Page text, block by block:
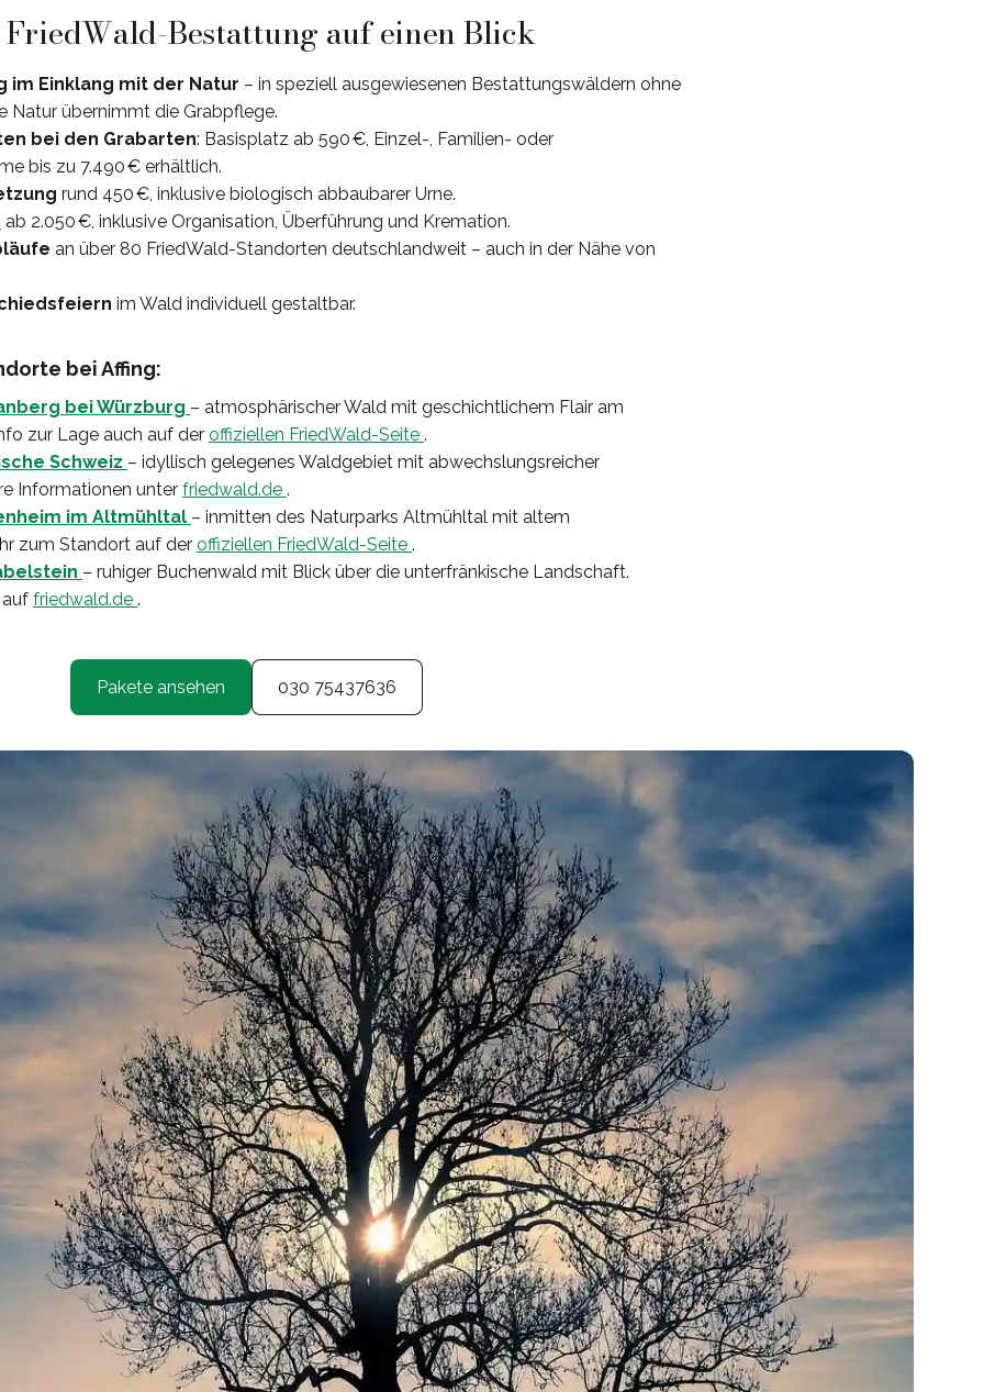
Bestattung auf einen Blick
im Einklang mit der Natur – in speziell ausgewiesenen Bestattungswäldern ohne
Natur übernimmt die Grabpflege.
bei den Grabarten: Basisplatz ab 590 €, Einzel-, Familien- oder
bis zu 7.490 € erhältlich.
rund 450 €, inklusive biologisch abbaubarer Urne.
ab 2.050 €, inklusive Organisation, Überführung und Kremation.
an über 80 FriedWald-Standorten deutschlandweit – auch in der Nähe von
im Wald individuell gestaltbar.
bei Affing:
bei Würzburg – atmosphärischer Wald mit geschichtlichem Flair am
zur Lage auch auf der offiziellen FriedWald-Seite .
Schweiz – idyllisch gelegenes Waldgebiet mit abwechslungsreicher
Informationen unter friedwald.de .
im Altmühltal – inmitten des Naturparks Altmühltal mit altem
zum Standort auf der offiziellen FriedWald-Seite .
– ruhiger Buchenwald mit Blick über die unterfränkische Landschaft.
friedwald.de .
Pakete ansehen 030 75437636